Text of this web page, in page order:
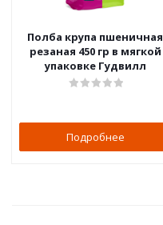
Полба крупа пшеничная
резаная 450 гр в мягкой
упаковке Гудвилл
Подробнее